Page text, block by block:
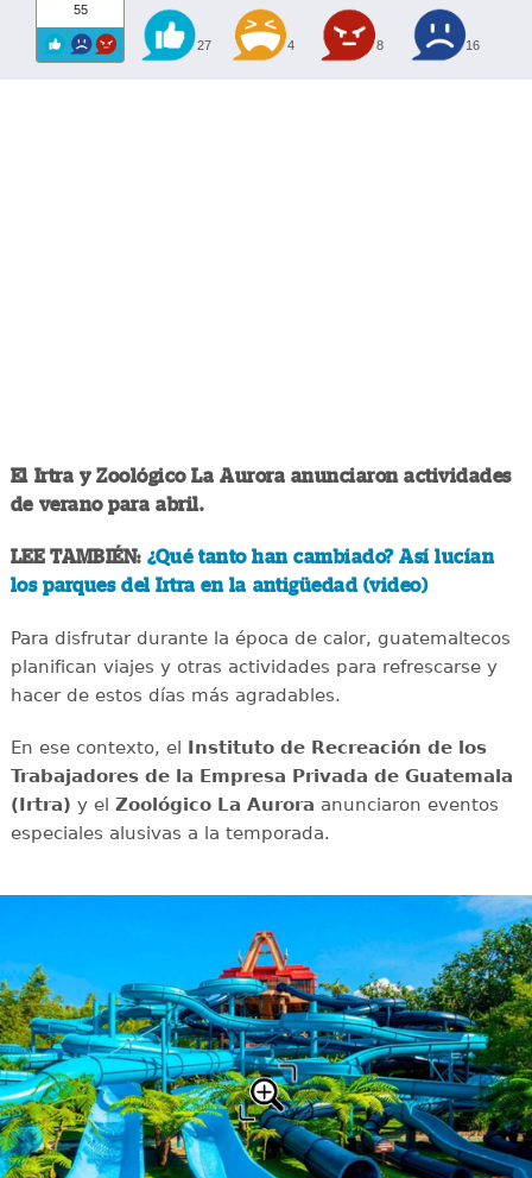
55
27 4 8 16
El Irtra y Zoológico La Aurora anunciaron actividades
de verano para abril.
LEE TAMBIÉN: ¿Qué tanto han cambiado? Así lucían
los parques del Irtra en la antigüedad (video)
Para disfrutar durante la época de calor, guatemaltecos
planifican viajes y otras actividades para refrescarse y
hacer de estos días más agradables.
En ese contexto, el Instituto de Recreación de los
Trabajadores de la Empresa Privada de Guatemala
(Irtra) y el Zoológico La Aurora anunciaron eventos
especiales alusivas a la temporada.